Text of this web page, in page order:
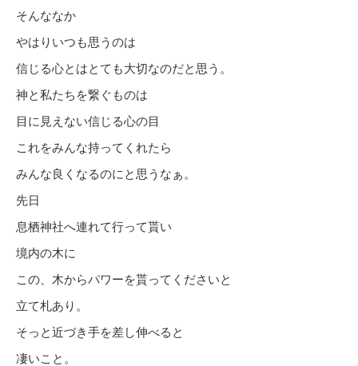
そんななか
やはりいつも思うのは
信じる心とはとても大切なのだと思う。
神と私たちを繋ぐものは
目に見えない信じる心の目
これをみんな持ってくれたら
みんな良くなるのにと思うなぁ。
先日
息栖神社へ連れて行って貰い
境内の木に
この、木からパワーを貰ってくださいと
立て札あり。
そっと近づき手を差し伸べると
凄いこと。